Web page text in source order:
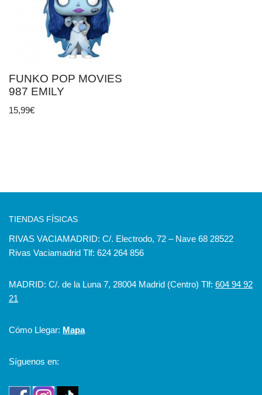
FUNKO POP MOVIES
987 EMILY
15,99€
TIENDAS FÍSICAS
RIVAS VACIAMADRID: C/. Electrodo, 72 – Nave 68 28522
Rivas Vaciamadrid Tlf: 624 264 856
MADRID: C/. de la Luna 7, 28004 Madrid (Centro) Tlf: 604 94 92
21
Cómo Llegar: Mapa
Síguenos en: